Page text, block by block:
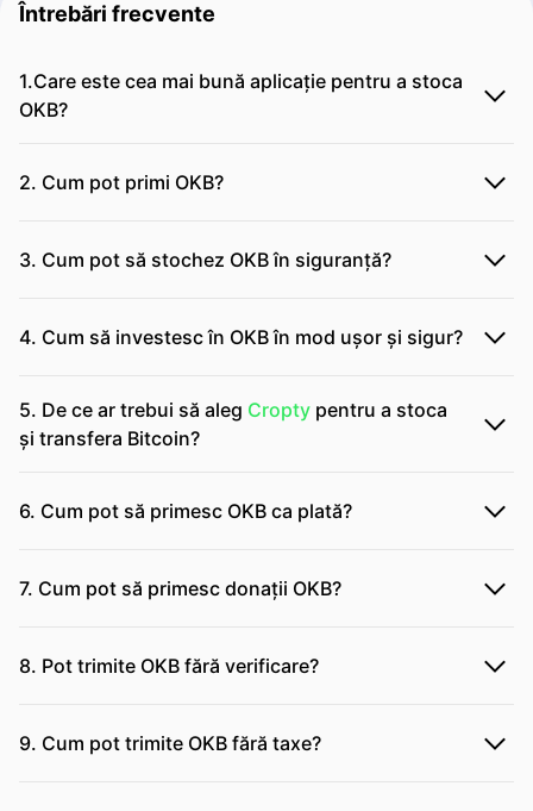
Întrebări frecvente
1.Care este cea mai bună aplicație pentru a stoca
OKB?
2. Cum pot primi OKB?
3. Cum pot să stochez OKB în siguranță?
4. Cum să investesc în OKB în mod ușor și sigur?
5. De ce ar trebui să aleg Cropty pentru a stoca
și transfera Bitcoin?
6. Cum pot să primesc OKB ca plată?
7. Cum pot să primesc donații OKB?
8. Pot trimite OKB fără verificare?
9. Cum pot trimite OKB fără taxe?